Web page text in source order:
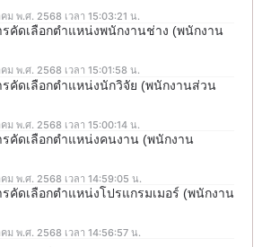
ม พ.ศ. 2568 เวลา 15:03:21 น.
คัดเลือกตำแหน่งพนักงานช่าง (พนักงาน
ม พ.ศ. 2568 เวลา 15:01:58 น.
คัดเลือกตำแหน่งนักวิจัย (พนักงานส่วน
ม พ.ศ. 2568 เวลา 15:00:14 น.
รคัดเลือกตำแหน่งคนงาน (พนักงาน
ม พ.ศ. 2568 เวลา 14:59:05 น.
คัดเลือกตำแหน่งโปรแกรมเมอร์ (พนักงาน
ม พ.ศ. 2568 เวลา 14:56:57 น.